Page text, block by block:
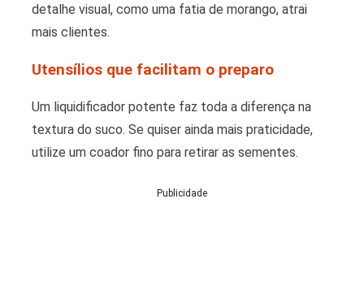
detalhe visual, como uma fatia de morango, atrai
mais clientes.
Utensílios que facilitam o preparo
Um liquidificador potente faz toda a diferença na
textura do suco. Se quiser ainda mais praticidade,
utilize um coador fino para retirar as sementes.
Publicidade